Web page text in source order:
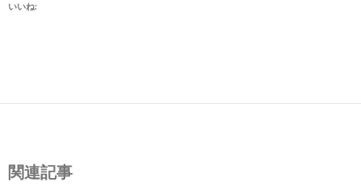
いいね:
関連記事